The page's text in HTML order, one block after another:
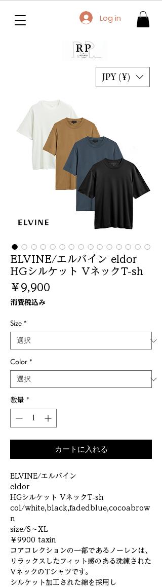
JPY (¥)
Log in
ELVINE/エルバイン eldor
HGシルケット VネックT-sh
￥9,900
消費税込み
Size *
Color *
数量 *
カートに入れる
ELVINE/エルバイン
eldor
HGシルケット VネックT-sh
col/white,black,fadedblue,cocoabrow
n
size/S～XL
￥9900 taxin
コアコレクションの一部であるノーレンは、
リラックスしたフィット感のある洗練された
VネックのTシャツです。
シルケット加工された綿を採用し